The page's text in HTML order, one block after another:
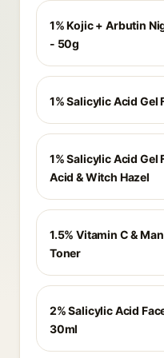
1% Kojic + Arbutin
- 50g
1% Salicylic Acid Gel
1% Salicylic Acid Gel
Acid & Witch Hazel
1.5% Vitamin C &
Toner
2% Salicylic Acid
30ml